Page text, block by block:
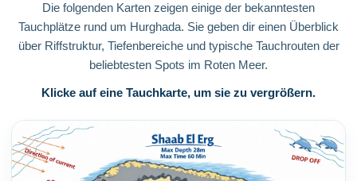
Die folgenden Karten zeigen einige der bekanntesten
Tauchplätze rund um Hurghada. Sie geben dir einen Überblick
über Riffstruktur, Tiefenbereiche und typische Tauchrouten der
beliebtesten Spots im Roten Meer.
Klicke auf eine Tauchkarte, um sie zu vergrößern.